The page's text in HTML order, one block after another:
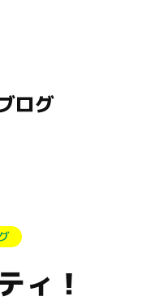
ログ
ィ！